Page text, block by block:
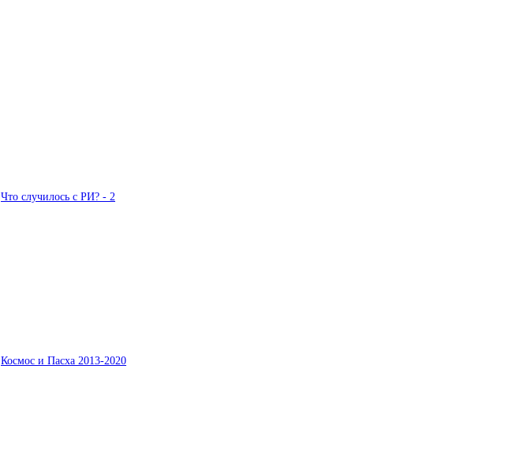
Что случилось с РИ? - 2
Космос и Пасха 2013-2020